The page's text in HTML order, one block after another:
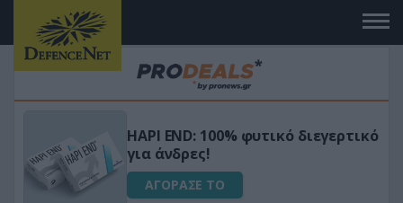
Μεταμόρφωσε τον κήπο σου με το
Ultra Box Μίνι Αλυσοπρίονο με
μπαταρία λιθίου
ΑΓΟΡΑΣΕ ΤΟ